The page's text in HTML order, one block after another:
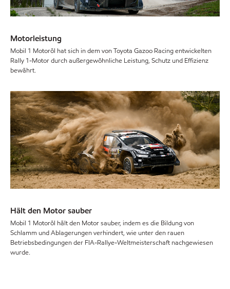
Motorleistung
Mobil 1 Motoröl hat sich in dem von Toyota Gazoo Racing entwickelten
Rally 1-Motor durch außergewöhnliche Leistung, Schutz und Effizienz
bewährt.
Hält den Motor sauber
Mobil 1 Motoröl hält den Motor sauber, indem es die Bildung von
Schlamm und Ablagerungen verhindert, wie unter den rauen
Betriebsbedingungen der FIA-Rallye-Weltmeisterschaft nachgewiesen
wurde.